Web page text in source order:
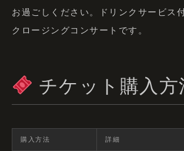
お過ごしください。ドリンクサービス
クロージングコンサートです。
チケット購入方
購入方法 詳細